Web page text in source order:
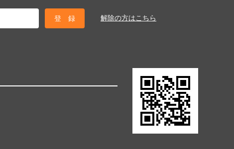
解除の方はこちら